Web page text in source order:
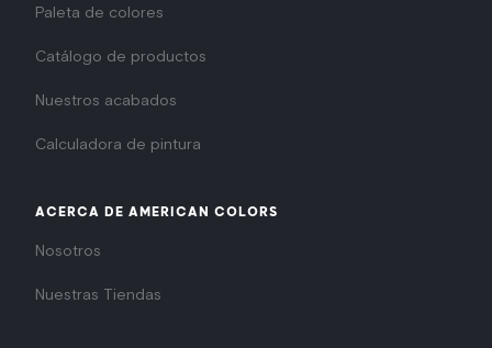
Paleta de colores
Catálogo de productos
Nuestros acabados
Calculadora de pintura
ACERCA DE AMERICAN COLORS
Nosotros
Nuestras Tiendas